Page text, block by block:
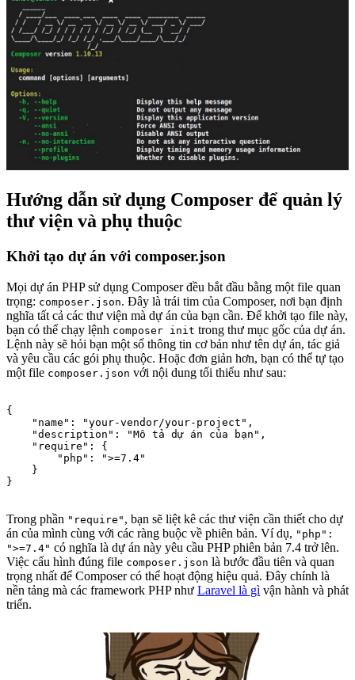
Hướng dẫn sử dụng Composer để quản lý
thư viện và phụ thuộc
Khởi tạo dự án với composer.json
Mọi dự án PHP sử dụng Composer đều bắt đầu bằng một file quan
trọng: composer.json. Đây là trái tim của Composer, nơi bạn định
nghĩa tất cả các thư viện mà dự án của bạn cần. Để khởi tạo file này,
bạn có thể chạy lệnh composer init trong thư mục gốc của dự án.
Lệnh này sẽ hỏi bạn một số thông tin cơ bản như tên dự án, tác giả
và yêu cầu các gói phụ thuộc. Hoặc đơn giản hơn, bạn có thể tự tạo
một file composer.json với nội dung tối thiểu như sau:
{
    "name": "your-vendor/your-project",
    "description": "Mô tả dự án của bạn",
    "require": {
        "php": ">=7.4"
    }
Trong phần "require" , bạn sẽ liệt kê các thư viện cần thiết cho dự
án của mình cùng với các ràng buộc về phiên bản. Ví dụ, "php":
">=7.4" có nghĩa là dự án này yêu cầu PHP phiên bản 7.4 trở lên.
Việc cấu hình đúng file composer.json là bước đầu tiên và quan
trọng nhất để Composer có thể hoạt động hiệu quả. Đây chính là
nền tảng mà các framework PHP như Laravel là gì vận hành và phát
triển.